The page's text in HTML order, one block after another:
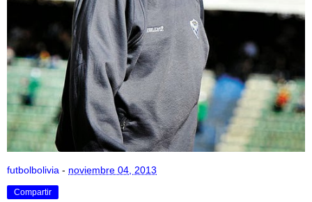
futbolbolivia - noviembre 04, 2013
Compartir